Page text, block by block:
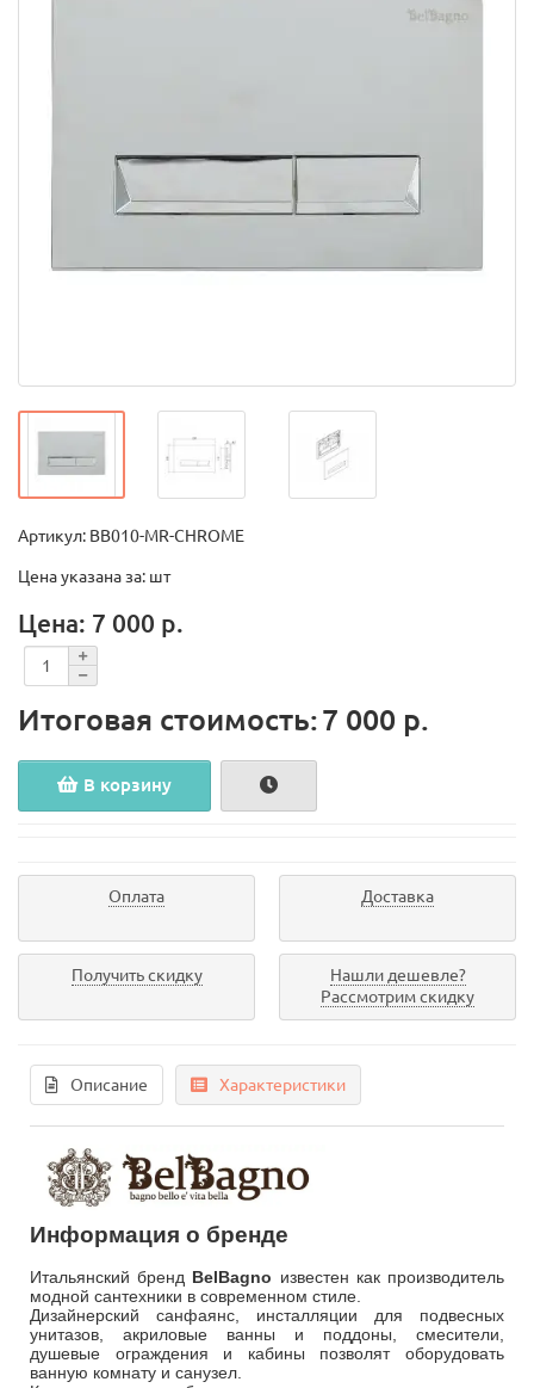
Артикул: BB010-MR-CHROME
Цена указана за: шт
Цена: 7 000 р.
Итоговая стоимость:7 000 р.
В корзину
Оплата Доставка
Получить скидку
Нашли дешевле?
Рассмотрим скидку
Описание Характеристики
Информация о бренде
Итальянский бренд BelBagno известен как производитель
модной сантехники в современном стиле.
Дизайнерский санфаянс, инсталляции для подвесных
унитазов, акриловые ванны и поддоны, смесители,
душевые ограждения и кабины позволят оборудовать
ванную комнату и санузел.